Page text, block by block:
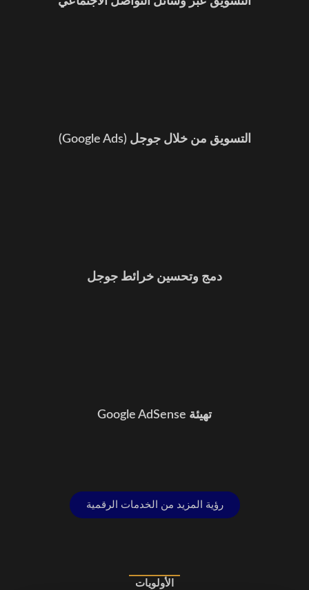
التسويق من خلال جوجل (Google Ads)
دمج وتحسين خرائط جوجل
تهيئة Google AdSense
رؤية المزيد من الخدمات الرقمية
الأولويات